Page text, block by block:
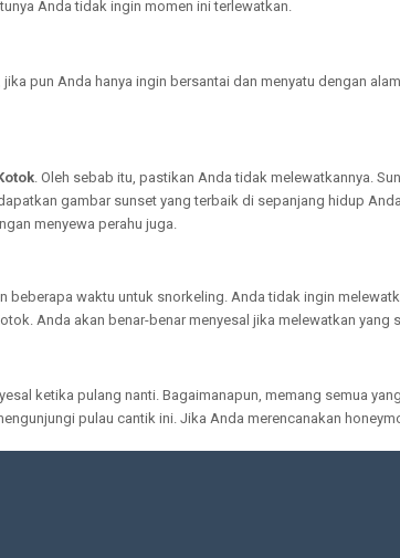
Anda tidak ingin momen ini terlewatkan.
pun Anda hanya ingin bersantai dan menyatu dengan
. Oleh sebab itu, pastikan Anda tidak melewatkannya.
gambar sunset yang terbaik di sepanjang hidup
menyewa perahu juga.
waktu untuk snorkeling. Anda tidak ingin
Anda akan benar-benar menyesal jika melewatkan yang
ketika pulang nanti. Bagaimanapun, memang semua
pulau cantik ini. Jika Anda merencanakan